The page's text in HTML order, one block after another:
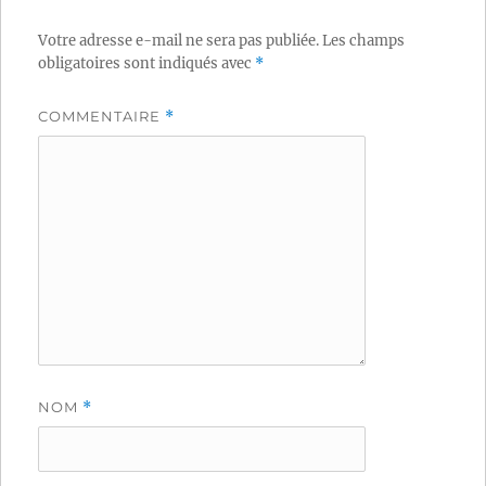
Votre adresse e-mail ne sera pas publiée.Les champs
obligatoires sont indiqués avec *
COMMENTAIRE *
NOM *